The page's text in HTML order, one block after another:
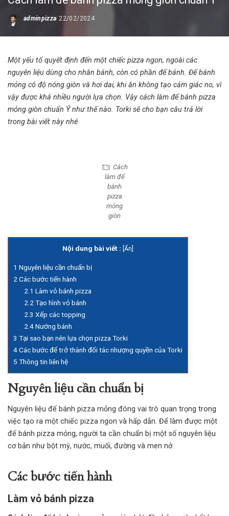
Posted
adminpizza 22/02/2024
Một yếu tố quyết định đến một chiếc pizza ngon, ngoài các
nguyên liệu dùng cho nhân bánh, còn có phần đế bánh. Đế bánh
mỏng có độ nóng giòn và hơi dai, khi ăn không tạo cảm giác no, vì
vậy được khá nhiều người lựa chọn. Vậy cách làm đế bánh pizza
mỏng giòn chuẩn Ý như thế nào. Torki sẽ cho bạn câu trả lời
trong bài viết này nhé.
Cách
làm đế
bánh
pizza
mỏng
giòn
Nội dung bài viết : Ẩn
1 Nguyên liệu cần chuẩn bị
2 Các bước tiến hành
2.1 Làm vỏ bánh pizza
2.2 Tạo hình vỏ bánh
2.3 Xếp các topping
2.4Nướng bánh
3 Tại sao bạn nên lựa chọn pizza Torki
4Các bước để trở thành đối tác nhượng quyền của Torki
5 Thông tin liên hệ
Nguyên liệu cần chuẩn bị
Nguyên liệu đế bánh pizza mỏng đóng vai trò quan trọng trong
việc tạo ra một chiếc pizza ngon và hấp dẫn. Để làm được một
đế bánh pizza mỏng, người ta cần chuẩn bị một số nguyên liệu
cơ bản như bột mỳ, nước, muối, đường và men nở.
Các bước tiến hành
Làm vỏ bánh pizza